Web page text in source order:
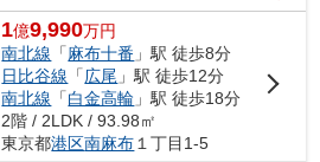
1億9,990万円
南北線 「麻布十番 」駅 徒歩8分
日比谷線 「広尾 」駅 徒歩12分
南北線 「白金高輪 」駅 徒歩18分
2階 / 2LDK / 93.98㎡
東京都港区南麻布 １丁目1-5